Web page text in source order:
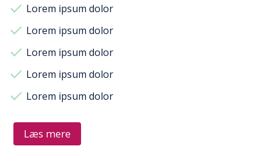
Lorem ipsum dolor
Lorem ipsum dolor
Lorem ipsum dolor
Lorem ipsum dolor
Lorem ipsum dolor
Læs mere